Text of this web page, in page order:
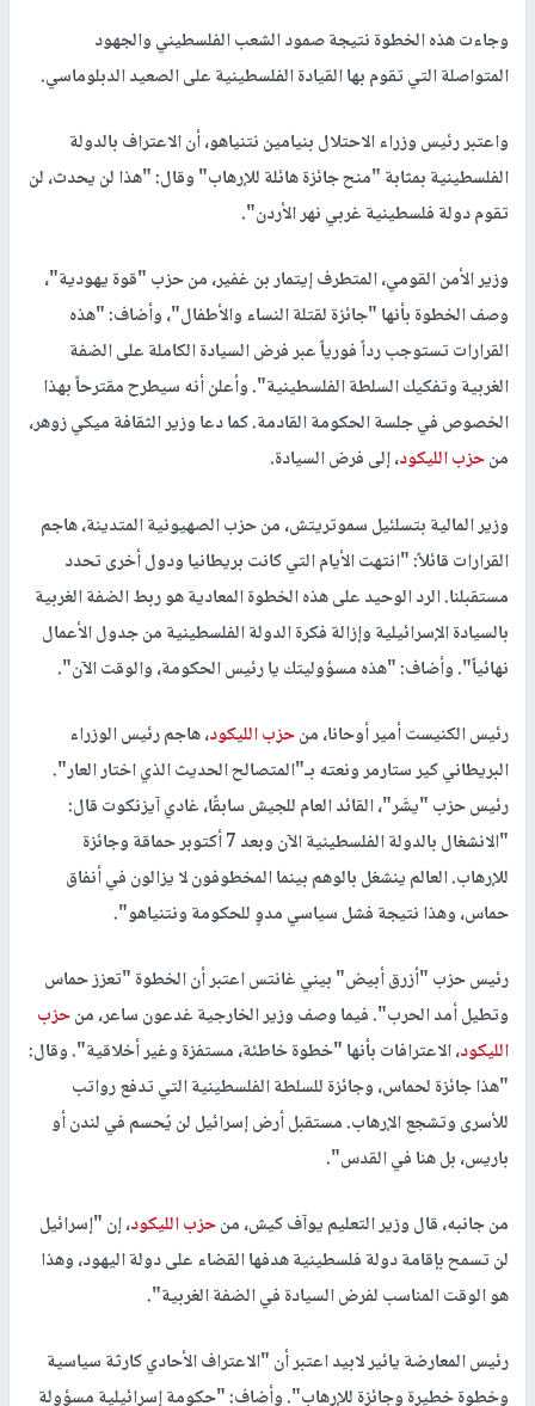
وجاءت هذه الخطوة نتيجة صمود الشعب الفلسطيني والجهود
المتواصلة التي تقوم بها القيادة الفلسطينية على الصعيد الدبلوماسي.
واعتبر رئيس وزراء الاحتلال بنيامين نتنياهو، أن الاعتراف بالدولة
الفلسطينية بمثابة "منح جائزة هائلة للإرهاب" وقال: "هذا لن يحدث، لن
تقوم دولة فلسطينية غربي نهر الأردن".
وزير الأمن القومي، المتطرف إيتمار بن غفير، من حزب "قوة يهودية"،
وصف الخطوة بأنها "جائزة لقتلة النساء والأطفال"، وأضاف: "هذه
القرارات تستوجب رداً فورياً عبر فرض السيادة الكاملة على الضفة
الغربية وتفكيك السلطة الفلسطينية". وأعلن أنه سيطرح مقترحاً بهذا
الخصوص في جلسة الحكومة القادمة. كما دعا وزير الثقافة ميكي زوهر،
منحزب الليكود، إلى فرض السيادة.
وزير المالية بتسلئيل سموتريتش، من حزب الصهيونية المتدينة، هاجم
القرارات قائلاً: "انتهت الأيام التي كانت بريطانيا ودول أخرى تحدد
مستقبلنا. الرد الوحيد على هذه الخطوة المعادية هو ربط الضفة الغربية
بالسيادة الإسرائيلية وإزالة فكرة الدولة الفلسطينية من جدول الأعمال
نهائياً". وأضاف: "هذه مسؤوليتك يا رئيس الحكومة، والوقت الآن".
رئيس الكنيست أمير أوحانا، منحزب الليكود، هاجم رئيس الوزراء
البريطاني كير ستارمر ونعته بـ"المتصالح الحديث الذي اختار العار".
رئيس حزب "يشَر"، القائد العام للجيش سابقًا، غادي آيزنكوت قال:
"الانشغال بالدولة الفلسطينية الآن وبعد 7 أكتوبر حماقة وجائزة
للإرهاب. العالم ينشغل بالوهم بينما المخطوفون لا يزالون في أنفاق
حماس، وهذا نتيجة فشل سياسي مدوٍ للحكومة ونتنياهو".
رئيس حزب "أزرق أبيض" بيني غانتس اعتبر أن الخطوة "تعزز حماس
وتطيل أمد الحرب". فيما وصف وزير الخارجية غدعون ساعر، منحزب
الليكود، الاعترافات بأنها "خطوة خاطئة، مستفزة وغير أخلاقية". وقال:
"هذا جائزة لحماس، وجائزة للسلطة الفلسطينية التي تدفع رواتب
للأسرى وتشجع الإرهاب. مستقبل أرض إسرائيل لن يُحسم في لندن أو
باريس، بل هنا في القدس".
من جانبه، قال وزير التعليم يوآف كيش، منحزب الليكود، إن "إسرائيل
لن تسمح بإقامة دولة فلسطينية هدفها القضاء على دولة اليهود، وهذا
هو الوقت المناسب لفرض السيادة في الضفة الغربية".
رئيس المعارضة يائير لابيد اعتبر أن "الاعتراف الأحادي كارثة سياسية
وخطوة خطيرة وجائزة للإرهاب". وأضاف: "حكومة إسرائيلية مسؤولة